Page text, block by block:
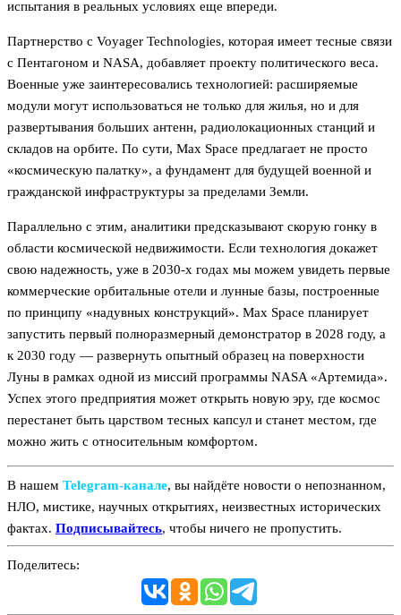
испытания в реальных условиях еще впереди.
Партнерство с Voyager Technologies, которая имеет тесные связи
с Пентагоном и NASA, добавляет проекту политического веса.
Военные уже заинтересовались технологией: расширяемые
модули могут использоваться не только для жилья, но и для
развертывания больших антенн, радиолокационных станций и
складов на орбите. По сути, Max Space предлагает не просто
«космическую палатку», а фундамент для будущей военной и
гражданской инфраструктуры за пределами Земли.
Параллельно с этим, аналитики предсказывают скорую гонку в
области космической недвижимости. Если технология докажет
свою надежность, уже в 2030-х годах мы можем увидеть первые
коммерческие орбитальные отели и лунные базы, построенные
по принципу «надувных конструкций». Max Space планирует
запустить первый полноразмерный демонстратор в 2028 году, а
к 2030 году — развернуть опытный образец на поверхности
Луны в рамках одной из миссий программы NASA «Артемида».
Успех этого предприятия может открыть новую эру, где космос
перестанет быть царством тесных капсул и станет местом, где
можно жить с относительным комфортом.
В нашем Telegram‑канале, вы найдёте новости о непознанном,
НЛО, мистике, научных открытиях, неизвестных исторических
фактах. Подписывайтесь, чтобы ничего не пропустить.
Поделитесь: